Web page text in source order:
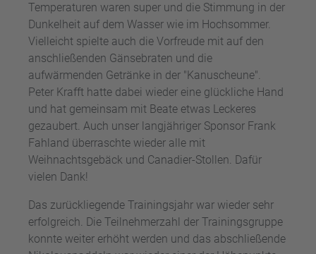
Temperaturen waren super und die Stimmung in der
Dunkelheit auf dem Wasser wie im Hochsommer.
Vielleicht spielte auch die Vorfreude mit auf den
anschließenden Gänsebraten und die
aufwärmenden Getränke in der "Kanuscheune".
Peter Krafft hatte dabei wieder eine glückliche Hand
und hat gemeinsam mit Beate etwas Leckeres
gezaubert. Auch unser langjähriger Sponsor Frank
Fahland überraschte wieder alle mit
Weihnachtsgebäck und Canadier-Stollen. Dafür
vielen Dank!
Das zurückliegende Trainingsjahr war wieder sehr
erfolgreich. Die Teilnehmerzahl der Trainingsgruppe
konnte weiter erhöht werden und das abschließende